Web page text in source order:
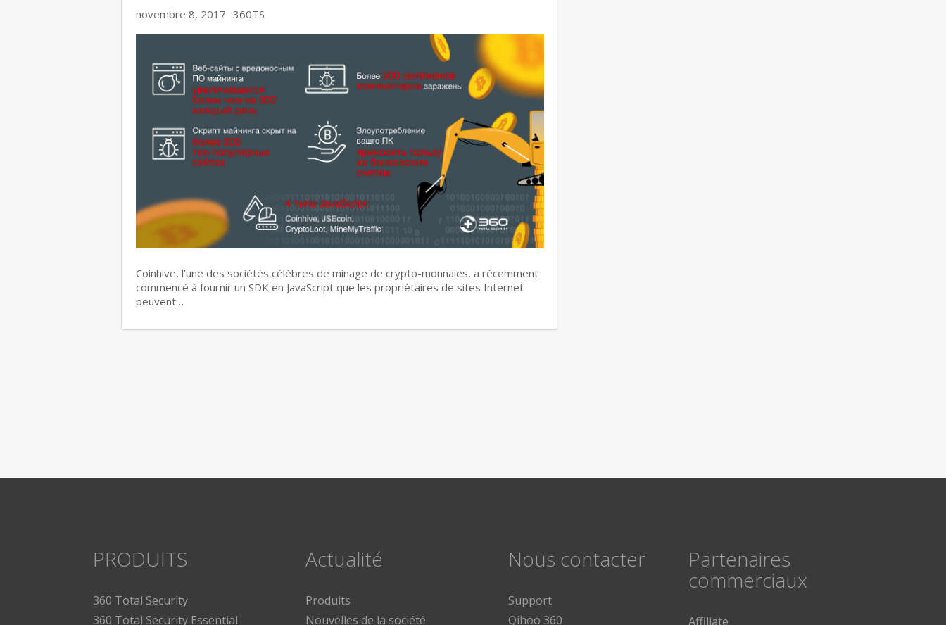
novembre 8, 2017 360TS
Coinhive, l’une des sociétés célèbres de minage de crypto-monnaies, a récemment
commencé à fournir un SDK en JavaScript que les propriétaires de sites Internet
peuvent…
PRODUITS
360 Total Security
360 Total Security Essential
Actualité
Produits
Nouvelles de la société
Nous contacter
Support
Qihoo 360
Partenaires
commerciaux
Affiliate